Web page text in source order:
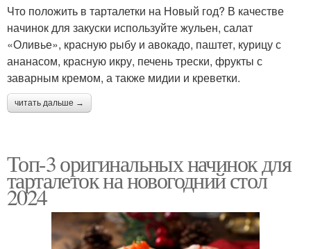
Что положить в тарталетки на Новый год? В качестве
начинок для закуски используйте жульен, салат
«Оливье», красную рыбу и авокадо, паштет, курицу с
ананасом, красную икру, печень трески, фрукты с
заварным кремом, а также мидии и креветки.
читать дальше →
Топ-3 оригинальных начинок для
тарталеток на новогодний стол
2024